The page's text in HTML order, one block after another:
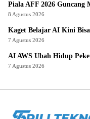
Piala AFF 2026 Guncang
8 Agustus 2026
Kaget Belajar AI Kini
7 Agustus 2026
AI AWS Ubah Hidup
7 Agustus 2026